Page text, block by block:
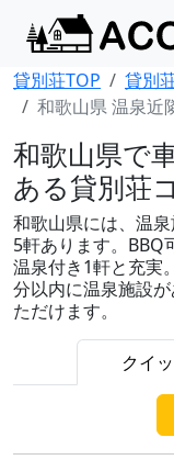
貸別荘TOP 貸別
和歌山県 温泉近
和歌山県で
ある貸別荘
和歌山県には、温
5軒あります。BBQ
温泉付き1軒と充実
分以内に温泉施設
ただけます。
クイ